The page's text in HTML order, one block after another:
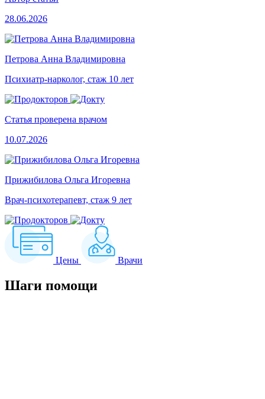
28.06.2026
Петрова Анна Владимировна
Психиатр-нарколог, стаж 10 лет
Статья проверена врачом
10.07.2026
Прижибилова Ольга Игоревна
Врач-психотерапевт, стаж 9 лет
Цены Врачи
Шаги помощи